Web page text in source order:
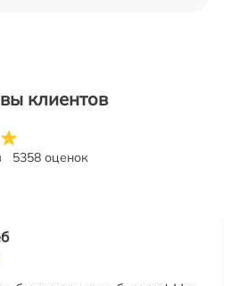
клиентов
5358 оценок